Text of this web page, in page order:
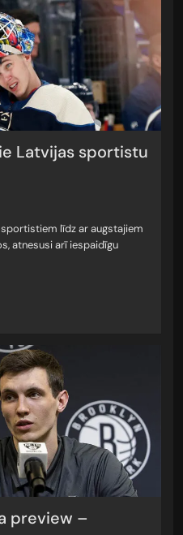
Latvijas sportistu
līdz ar augstajiem
atnesusi arī iespaidīgu
preview –